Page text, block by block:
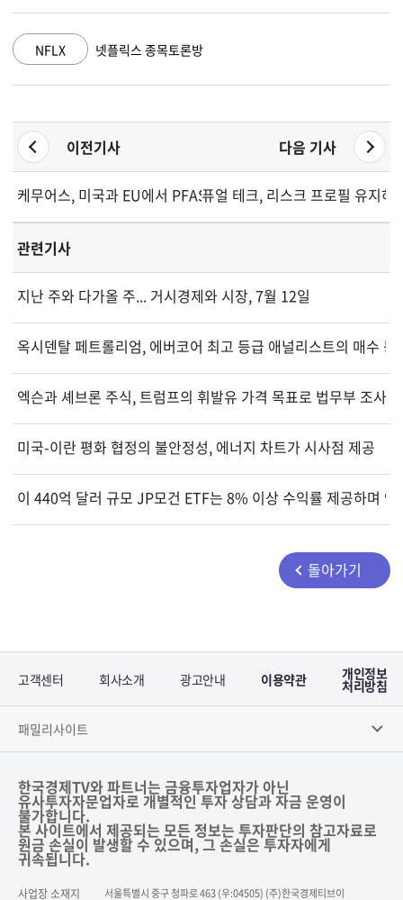
GOOGL
이전기사 다음 기사
케무어스, 미국과 EU에서 PFAS 규제 리스크 증가 및 환경 부채
퓨얼 테크, 리스크 프로필 유지
관련기사
지난 주와 다가올 주... 거시경제와 시장, 7월 12일
옥시덴탈 페트롤리엄, 에버코어 최고 등급 애널리스트의 매수
엑슨과 셰브론 주식, 트럼프의 휘발유 가격 목표로 법무부 조사
미국-이란 평화 협정의 불안정성, 에너지 차트가 시사점 제공
이 440억 달러 규모 JP모건 ETF는 8% 이상 수익률 제공하며 엔
돌아가기
고객센터 회사소개 광고안내 이용약관 개인정보
처리방침
패밀리사이트
한국경제TV와 파트너는 금융투자업자가 아닌
유사투자자문업자로 개별적인 투자 상담과 자금 운영이
불가합니다.
본 사이트에서 제공되는 모든 정보는 투자판단의 참고자료로
원금 손실이 발생할 수 있으며, 그 손실은 투자자에게
귀속됩니다.
사업장 소재지 서울특별시 중구 청파로 463 (우:04505) (주)한국경제티브이